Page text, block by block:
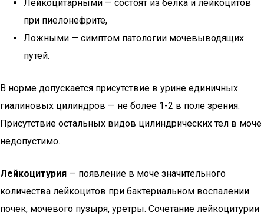
Лейкоцитарными — состоят из белка и лейкоцитов
при пиелонефрите,
Ложными — симптом патологии мочевыводящих
путей.
В норме допускается присутствие в урине единичных
гиалиновых цилиндров — не более 1-2 в поле зрения.
Присутствие остальных видов цилиндрических тел в моче
недопустимо.
Лейкоцитурия — появление в моче значительного
количества лейкоцитов при бактериальном воспалении
почек, мочевого пузыря, уретры. Сочетание лейкоцитурии